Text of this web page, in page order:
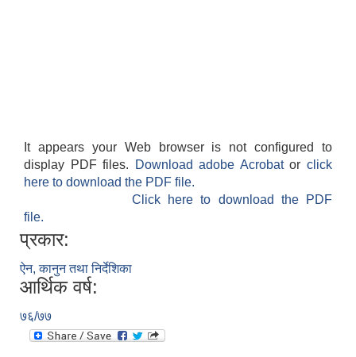
It appears your Web browser is not configured to
display PDF files.
Download adobe Acrobatorclick
here to download the PDF file.
Click here to download the PDF
file.
प्रकार:
ऐन, कानुन तथा निर्देशिका
आर्थिक वर्ष:
७६/७७